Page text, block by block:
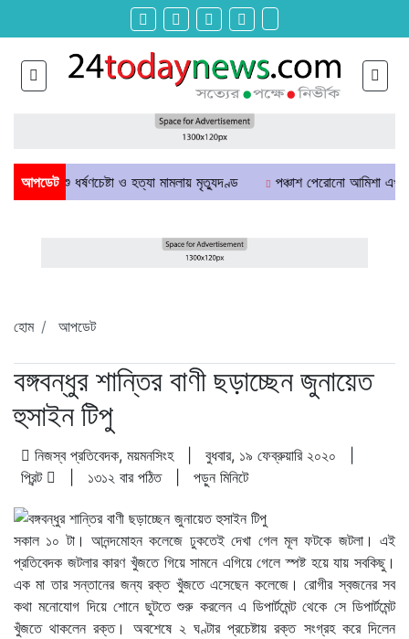
আপডেট
শিশু ধর্ষণচেষ্টা ও হত্যা মামলায় মৃত্যুদণ্ড পঞ্চাশ পেরোনো আমিশা এখনও
হোম আপডেট
বঙ্গবন্ধুর শান্তির বাণী ছড়াচ্ছেন জুনায়েত
হুসাইন টিপু
নিজস্ব প্রতিবেদক, ময়মনসিংহ | বুধবার, ১৯ ফেব্রুয়ারি ২০২০ |
প্রিন্ট
১৩১২ বার পঠিত | পড়ুন মিনিটে
সকাল ১০ টা। আনন্দমোহন কলেজে ঢুকতেই দেখা গেল মূল ফটকে জটলা। এই
প্রতিবেদক জটলার কারণ খুঁজতে গিয়ে সামনে এগিয়ে গেলে স্পষ্ট হয়ে যায় সবকিছু।
এক মা তার সন্তানের জন্য রক্ত খুঁজতে এসেছেন কলেজে। রোগীর স্বজনের সব
কথা মনোযোগ দিয়ে শোনে ছুটতে শুরু করলেন এ ডিপার্টমেন্ট থেকে সে ডিপার্টমেন্ট
খুঁজতে থাকলেন রক্ত। অবশেষে ২ ঘণ্টার প্রচেষ্টায় রক্ত সংগ্রহ করে দিলেন